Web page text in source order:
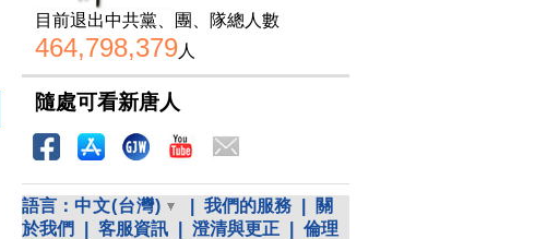
目前退出中共黨、團、隊總人數
464,798,379人
隨處可看新唐人
語言： 中文(台灣) 我們的服務
關
於我們
客服資訊 澄清與更正
倫理